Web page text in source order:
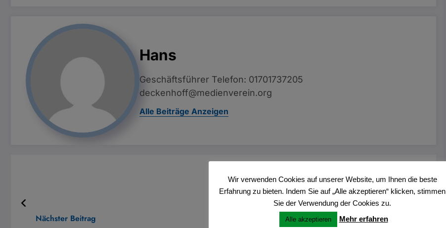
Hans
Geschäftsführer Telefon: 01701737205
deckenhoff@medienverein.org
Alle Beiträge Anzeigen
Etus Weihnachtsmarkt in Haltern
Nächster Beitrag
Wir verwenden Cookies auf unserer Website, um Ihnen die beste
Erfahrung zu bieten. Indem Sie auf „Alle akzeptieren“ klicken, stimmen
Sie der Verwendung der Cookies zu.
Alle akzeptieren Mehr erfahren